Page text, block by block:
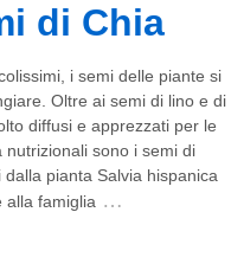
di Chia
i semi delle piante si
Oltre ai semi di lino e di
diffusi e apprezzati per le
nutrizionali sono i semi di
pianta Salvia hispanica
alla famiglia …